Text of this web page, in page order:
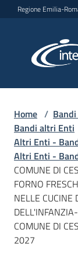
Vai al contenuto
Vai alla navigazione
Vai al footer
Regione Emilia-
L'Agenzia
Bandi
e
strumenti
Home /
Bandi altri Enti
Altri Enti -
Altri Enti -
COMUNE DI
FORNO
NELLE CUCINE
COMUNE DI
2027